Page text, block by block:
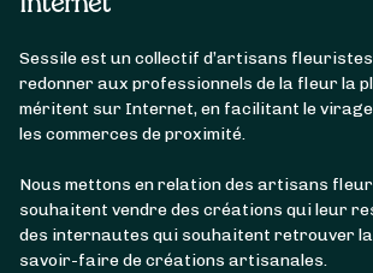
Sessile est un collectif d’artisans
redonner aux professionnels de la fleur la
méritent sur Internet, en facilitant le
les commerces de proximité.
Nous mettons en relation des artisans
souhaitent vendre des créations qui leur
des internautes qui souhaitent retrouver
savoir-faire de créations artisanales.